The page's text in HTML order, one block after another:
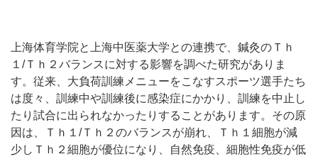
上海体育学院と上海中医薬大学との連携で、鍼灸のＴｈ
１/Ｔｈ２バランスに対する影響を調べた研究がありま
す。従来、大負荷訓練メニューをこなすスポーツ選手たち
は度々、訓練中や訓練後に感染症にかかり、訓練を中止し
たり試合に出られなかったりすることがあります。その原
因は、Ｔｈ１/Ｔｈ２のバランスが崩れ、Ｔｈ１細胞が減
少しＴｈ２細胞が優位になり、自然免疫、細胞性免疫が低